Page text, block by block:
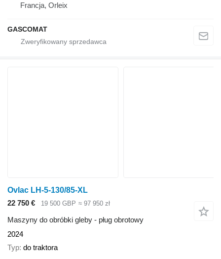
Francja, Orleix
GASCOMAT
Ovlac LH-5-130/85-XL
22 750 €
19 500 GBP ≈ 97 950 zł
Maszyny do obróbki gleby - pług obrotowy
2024
Typ do traktora